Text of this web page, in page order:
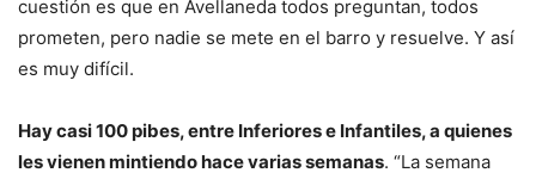
cuestión es que en Avellaneda todos preguntan, todos
prometen, pero nadie se mete en el barro y resuelve. Y así
es muy difícil.
Hay casi 100 pibes, entre Inferiores e Infantiles, a quienes
les vienen mintiendo hace varias semanas. “La semana